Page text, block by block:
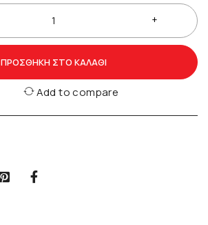
ΠΡΟΣΘΉΚΗ ΣΤΟ ΚΑΛΆΘΙ
Add to compare